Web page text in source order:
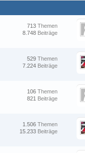
Themen
713
Beiträge
8.748
Themen
529
Beiträge
7.224
Themen
106
Beiträge
821
Themen
1.506
Beiträge
15.233